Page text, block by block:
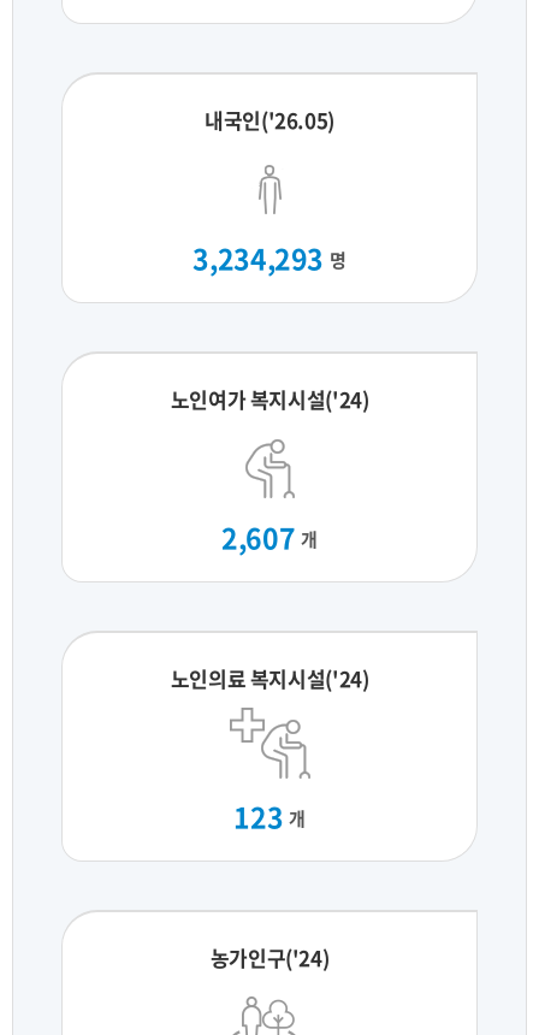
내국인('26.05)
3,234,293 명
노인여가 복지시설('24)
2,607 개
노인의료 복지시설('24)
123 개
농가인구('24)